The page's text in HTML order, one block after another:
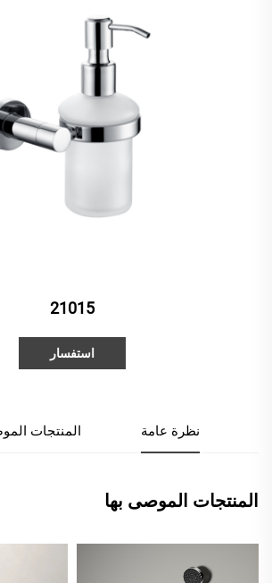
21015
استفسار
نظرة عامة المنتجات
المنتجات الموصى بها